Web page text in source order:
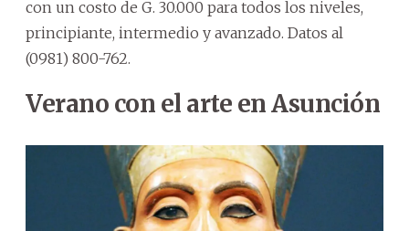
con un costo de G. 30.000 para todos los niveles,
principiante, intermedio y avanzado. Datos al
(0981) 800-762.
Verano con el arte en Asunción